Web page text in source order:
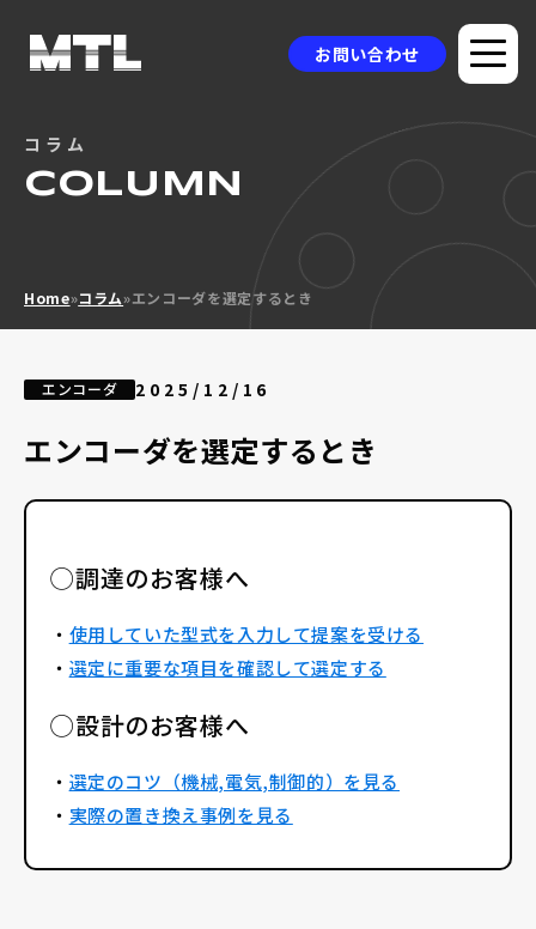
お問い合わせ
企業情報
コラム
採用情報
お電話でのお問い合わせ
電話をかける
コラム
COLUMN
Home»コラム»エンコーダを選定するとき
エンコーダ 2025/12/16
エンコーダを選定するとき
◯調達のお客様へ
・ 使用していた型式を入力して提案を受ける
・ 選定に重要な項目を確認して選定する
◯設計のお客様へ
・ 選定のコツ（機械,電気,制御的）を見る
・ 実際の置き換え事例を見る